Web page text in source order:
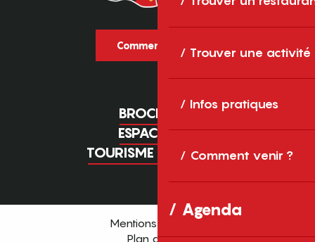
Trouver une activité
Infos pratiques
Comment venir ?
Agenda
Comment venir ?
BROCHURES
ESPACE PRO
TOURISME D'AFFAIRES
Mentions légales
Plan du site